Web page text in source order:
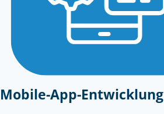
Mobile-App-Entwicklung